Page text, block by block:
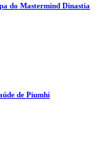
do Mastermind Dinastia
de Piumhi